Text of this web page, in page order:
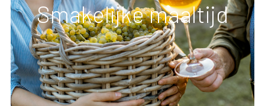
Smakelijke maaltijd